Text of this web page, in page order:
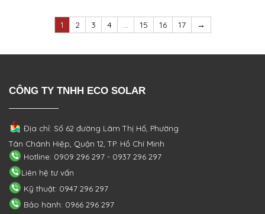
1 2 3 4 … 15 16 17 →
CÔNG TY TNHH ECO SOLAR
Địa chỉ: Số 62 đường Lâm Thị Hố, Phường
Tân Chánh Hiệp, Quận 12, TP. Hồ Chí Minh
Hotline: 0909 296 297 - 0937 296 297
Liên hệ tư vấn
Kỹ thuật: 0947 296 297
Bảo hành: 0966 296 297